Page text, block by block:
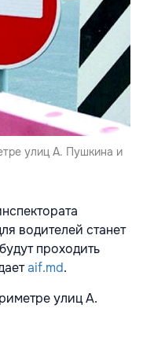
улиц А. Пушкина и
водителей станет
проходить
aif.md.
улиц А.